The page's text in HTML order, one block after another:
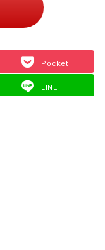
Pocket
LINE